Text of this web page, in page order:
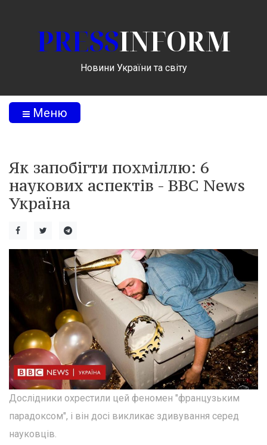
PRESSINFORM
Новини України та світу
Меню
Як запобігти похміллю: 6
наукових аспектів - BBC News
Україна
Дослідники охрестили цей феномен "французьким
парадоксом", і він досі викликає здивування серед
науковців.